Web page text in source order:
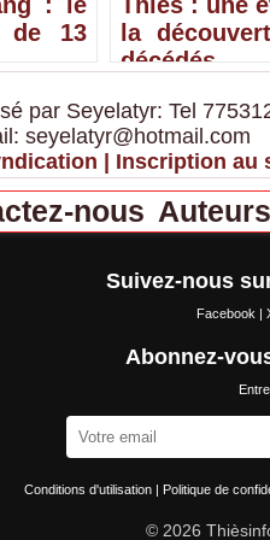
de 13
la
décédés
par Seyelatyr: Tel
seyelatyr@hotmail.com
Inscription au
nous Auteurs
Suivez-nous
Facebook |
Abonnez-
Conditions d'utilisation | Politique de
© 2026